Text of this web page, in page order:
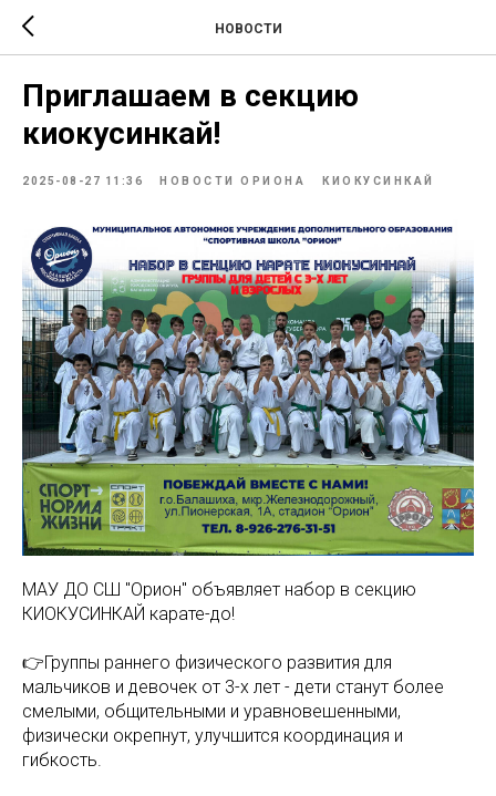
НОВОСТИ
Приглашаем в секцию
киокусинкай!
2025-08-27 11:36 НОВОСТИ ОРИОНА КИОКУСИНКАЙ
МАУ ДО СШ "Орион" объявляет набор в секцию
КИОКУСИНКАЙ карате-до!
👉Группы раннего физического развития для
мальчиков и девочек от 3-х лет - дети станут более
смелыми, общительными и уравновешенными,
физически окрепнут, улучшится координация и
гибкость.